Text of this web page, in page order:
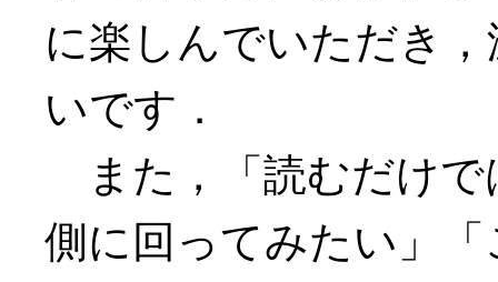
に楽しんでいただき
いです．
また，「読むだけで
側に回ってみたい」